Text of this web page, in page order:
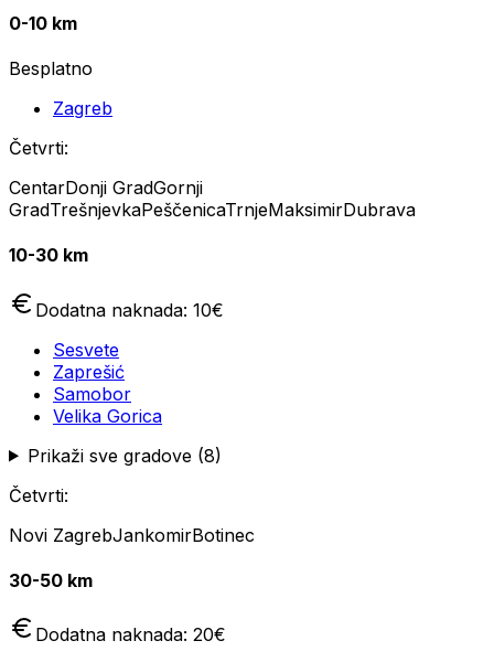
0-10 km
Besplatno
Zagreb
Četvrti:
CentarDonji GradGornji
GradTrešnjevkaPeščenicaTrnjeMaksimirDubrava
10-30 km
Dodatna naknada: 10€
Sesvete
Zaprešić
Samobor
Velika Gorica
Prikaži sve gradove (8)
Četvrti:
Novi ZagrebJankomirBotinec
30-50 km
Dodatna naknada: 20€